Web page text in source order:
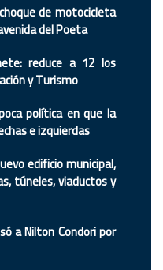
de motocicleta
del Poeta
reduce a 12 los
y Turismo
política en que la
e izquierdas
edificio municipal,
túneles, viaductos y
a Nilton Condori por